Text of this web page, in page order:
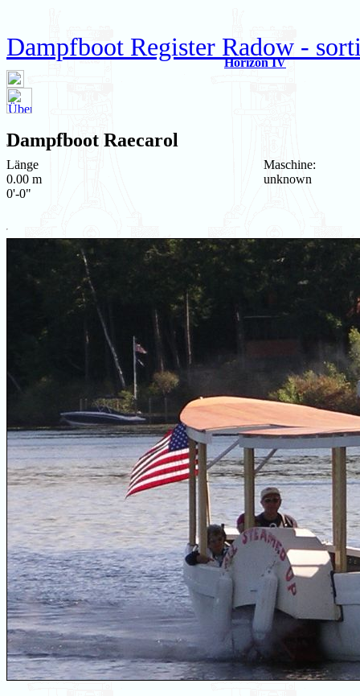
Dampfboot Register Radow -
Horizon IV
Dampfboot Raecarol
Länge
0.00 m
0'-0"
Maschine:
unknown